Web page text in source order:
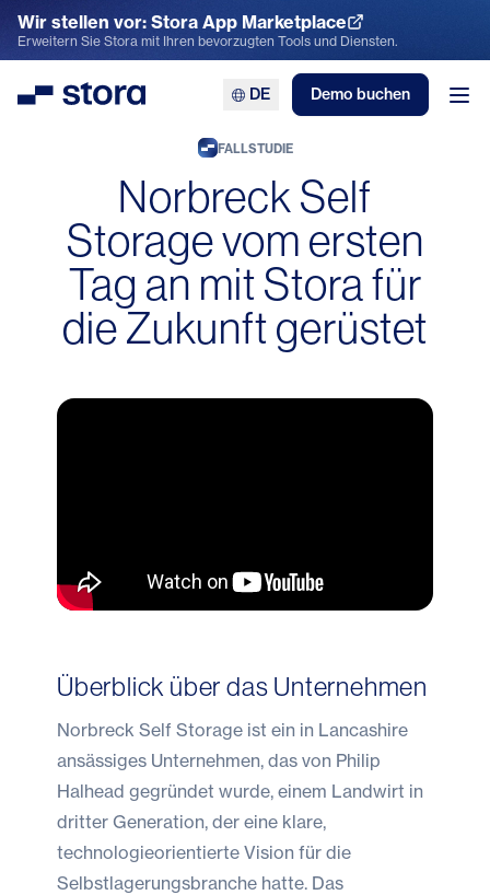
Wir stellen vor: Stora App Marketplace
App Marketplace entdecken
Erweitern Sie Stora mit Ihren bevorzugten Tools und Diensten.
Stora DE Demo buchen
FALLSTUDIE
Norbreck Self
Storage vom ersten
Tag an mit Stora für
die Zukunft gerüstet
Überblick über das Unternehmen
Norbreck Self Storage ist ein in Lancashire
ansässiges Unternehmen, das von Philip
Halhead gegründet wurde, einem Landwirt in
dritter Generation, der eine klare,
technologieorientierte Vision für die
Selbstlagerungsbranche hatte. Das